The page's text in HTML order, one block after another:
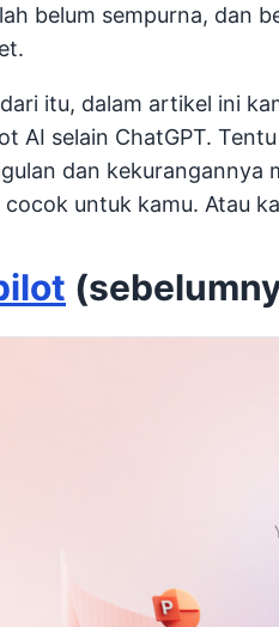
belum sempurna, dan
itu, dalam artikel ini
AI selain ChatGPT.
dan kekurangannya
cocok untuk kamu. Atau